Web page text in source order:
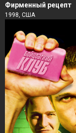
Фирменный рецепт
1998, США